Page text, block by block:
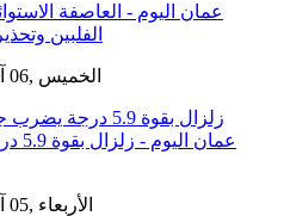
GMT 15:43 2026 الخميس ,06 آب / أغسطس
زلزال بقوة 5.9 درجة يضرب جنوب الفلبين دون تسجيل ضحايا
GMT 16:02 2026 الأربعاء ,05 آب / أغسطس